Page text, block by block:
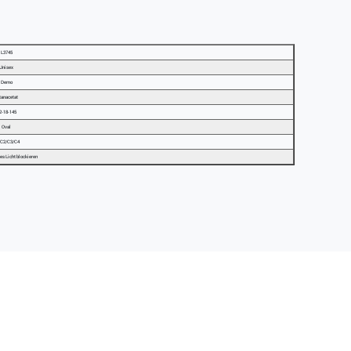
L3745
Unisex
Demo
18-145
Oval
C3/C4
Licht blockieren